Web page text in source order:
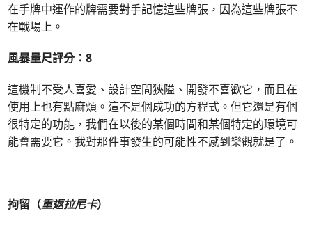
在手牌中運作的牌需要對手記憶這些牌張，因為這些牌張不
在戰場上。
風暴量尺評分：8
這機制不受人喜愛、設計空間狹隘、開發不喜歡它，而且在
使用上也有點麻煩。這不是個成功的方程式。但它還是有個
很特定的功能，我們在以後的某個時間和某個特定的環境可
能會需要它。我對那件事發生的可能性不感到樂觀就是了。
拘留（重返拉尼卡）